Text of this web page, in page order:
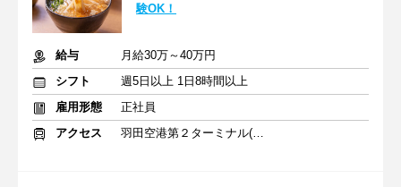
験OK！
給与
月給30万～40万円
シフト
週5日以上 1日8時間以上
雇用形態
正社員
アクセス
羽田空港第２ターミナル(東京モノレール・ＡＮＡ利用)駅 徒歩2分